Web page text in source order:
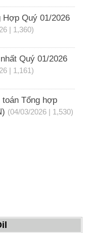
Hợp Quý 01/2026
| 1,360)
Quý 01/2026
| 1,161)
Tổng hợp
(04/03/2026 | 1,530)